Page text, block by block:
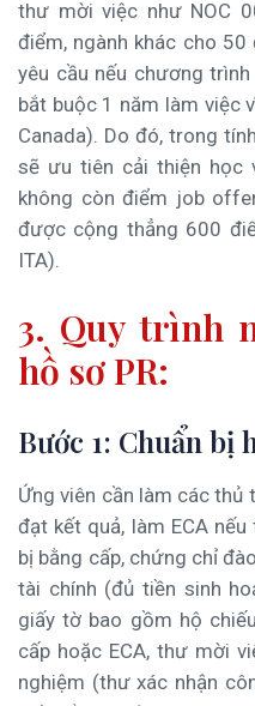
thư mời việc như NOC
điểm, ngành khác cho 50
yêu cầu nếu chương
bắt buộc 1 năm làm việc
Canada). Do đó, trong
sẽ ưu tiên cải thiện học
không còn điểm job
được cộng thẳng 600
ITA).
3. Quy trình
hồ sơ PR:
Bước 1: Chuẩn bị
Ứng viên cần làm các thủ
đạt kết quả, làm ECA
bị bằng cấp, chứng chỉ
tài chính (đủ tiền sinh
giấy tờ bao gồm hộ
cấp hoặc ECA, thư mời
nghiệm (thư xác nhận